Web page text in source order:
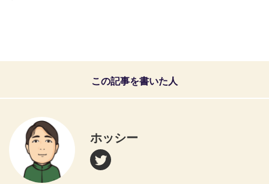
この記事を書いた人
ホッシー